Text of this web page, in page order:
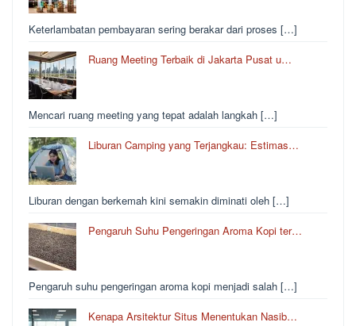
Keterlambatan pembayaran sering berakar dari proses […]
Ruang Meeting Terbaik di Jakarta Pusat u…
Mencari ruang meeting yang tepat adalah langkah […]
Liburan Camping yang Terjangkau: Estimas…
Liburan dengan berkemah kini semakin diminati oleh […]
Pengaruh Suhu Pengeringan Aroma Kopi ter…
Pengaruh suhu pengeringan aroma kopi menjadi salah […]
Kenapa Arsitektur Situs Menentukan Nasib…